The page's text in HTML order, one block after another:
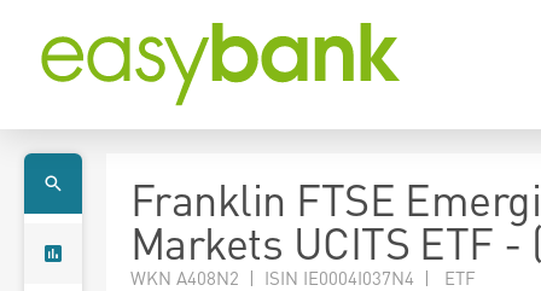
Franklin FTSE
Markets UCITS ETF -
WKN A408N2 | ISIN IE0004I037N4 | ETF